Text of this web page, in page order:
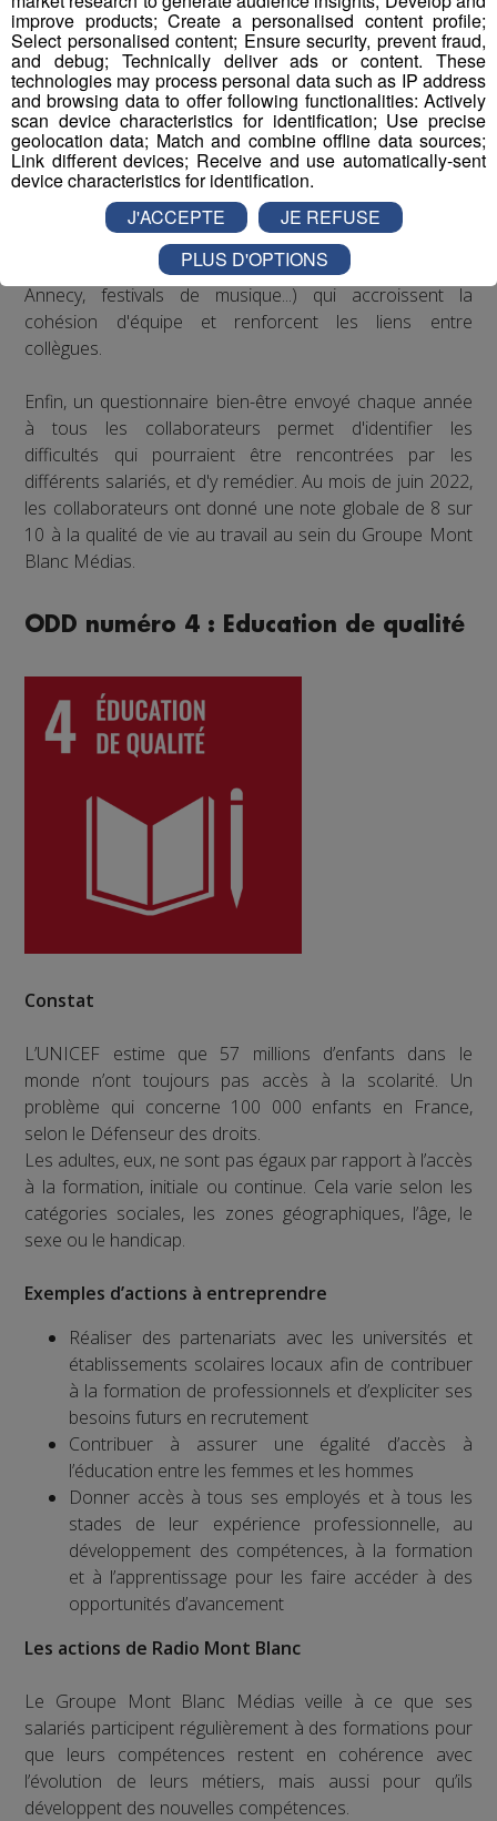
clavier ont été distribués aux salariés qui le souhaitaient.
Concernant le bien-être au travail, le Groupe Mont Blanc
Médias organise depuis plusieurs années des
séminaires d’entreprise qui permettent à ses
collaborateurs de partager des moments conviviaux qui
sortent du cadre formel du travail. De plus, il est
régulièrement proposé aux salariés de participer à des
événements festifs (rencontres sportives avec les clubs
partenaires comme les Pionniers de Chamonix ou le FC
Annecy, festivals de musique...) qui accroissent la
cohésion d'équipe et renforcent les liens entre
collègues.
Enfin, un questionnaire bien-être envoyé chaque année
à tous les collaborateurs permet d'identifier les
difficultés qui pourraient être rencontrées par les
différents salariés, et d'y remédier. Au mois de juin 2022,
les collaborateurs ont donné une note globale de 8 sur
10 à la qualité de vie au travail au sein du Groupe Mont
Blanc Médias.
ODD numéro 4 : Education de qualité
Constat
L’UNICEF estime que 57 millions d’enfants dans le
monde n’ont toujours pas accès à la scolarité. Un
problème qui concerne 100 000 enfants en France,
selon le Défenseur des droits.
Les adultes, eux, ne sont pas égaux par rapport à l’accès
à la formation, initiale ou continue. Cela varie selon les
catégories sociales, les zones géographiques, l’âge, le
sexe ou le handicap.
Exemples d’actions à entreprendre
Réaliser des partenariats avec les universités et
établissements scolaires locaux afin de contribuer
à la formation de professionnels et d’expliciter ses
besoins futurs en recrutement
Contribuer à assurer une égalité d’accès à
l’éducation entre les femmes et les hommes
Donner accès à tous ses employés et à tous les
stades de leur expérience professionnelle, au
développement des compétences, à la formation
et à l’apprentissage pour les faire accéder à des
opportunités d’avancement
Les actions de Radio Mont Blanc
Le Groupe Mont Blanc Médias veille à ce que ses
salariés participent régulièrement à des formations pour
que leurs compétences restent en cohérence avec
l’évolution de leurs métiers, mais aussi pour qu’ils
développent des nouvelles compétences.
improve products; Create a personalised content profile;
Select personalised content; Ensure security, prevent fraud,
and debug; Technically deliver ads or content. These
technologies may process personal data such as IP address
and browsing data to offer following functionalities: Actively
scan device characteristics for identification; Use precise
geolocation data; Match and combine offline data sources;
Link different devices; Receive and use automatically-sent
device characteristics for identification.
J'ACCEPTE
JE REFUSE
PLUS D'OPTIONS